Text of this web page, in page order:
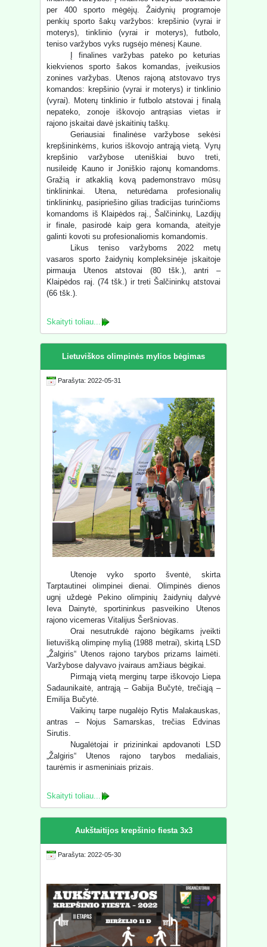
per 400 sporto mėgėjų. Žaidynių programoje
penkių sporto šakų varžybos: krepšinio (vyrai ir
moterys), tinklinio (vyrai ir moterys), futbolo,
teniso varžybos vyks rugsėjo mėnesį Kaune.
Į finalines varžybas pateko po keturias
kiekvienos sporto šakos komandas, įveikusios
zonines varžybas. Utenos rajoną atstovavo trys
komandos: krepšinio (vyrai ir moterys) ir tinklinio
(vyrai). Moterų tinklinio ir futbolo atstovai į finalą
nepateko, zonoje iškovojo antrąsias vietas ir
rajono įskaitai davė įskaitinių taškų.
Geriausiai finalinėse varžybose sekėsi
krepšininkėms, kurios iškovojo antrąją vietą. Vyrų
krepšinio varžybose uteniškiai buvo treti,
nusileidę Kauno ir Joniškio rajonų komandoms.
Gražią ir atkaklią kovą pademonstravo mūsų
tinklininkai. Utena, neturėdama profesionalių
tinklininkų, pasipriešino gilias tradicijas turinčioms
komandoms iš Klaipėdos raj., Šalčininkų, Lazdijų
ir finale, pasirodė kaip gera komanda, ateityje
galinti kovoti su profesionaliomis komandomis.
Likus teniso varžyboms 2022 metų
vasaros sporto žaidynių kompleksinėje įskaitoje
pirmauja Utenos atstovai (80 tšk.), antri –
Klaipėdos raj. (74 tšk.) ir treti Šalčininkų atstovai
(66 tšk.).
Skaityti toliau...
Lietuviškos olimpinės mylios bėgimas
Parašyta: 2022-05-31
Utenoje vyko sporto šventė, skirta
Tarptautinei olimpinei dienai. Olimpinės dienos
ugnį uždegė Pekino olimpinių žaidynių dalyvė
Ieva Dainytė, sportininkus pasveikino Utenos
rajono vicemeras Vitalijus Šeršniovas.
Orai nesutrukdė rajono bėgikams įveikti
lietuvišką olimpinę mylią (1988 metrai), skirtą LSD
„Žalgiris“ Utenos rajono tarybos prizams laimėti.
Varžybose dalyvavo įvairaus amžiaus bėgikai.
Pirmąją vietą merginų tarpe iškovojo Liepa
Sadaunikaitė, antrąją – Gabija Bučytė, trečiąją –
Emilija Bučytė.
Vaikinų tarpe nugalėjo Rytis Malakauskas,
antras – Nojus Samarskas, trečias Edvinas
Sirutis.
Nugalėtojai ir prizininkai apdovanoti LSD
„Žalgiris“ Utenos rajono tarybos medaliais,
taurėmis ir asmeniniais prizais.
Skaityti toliau...
Aukštaitijos krepšinio fiesta 3x3
Parašyta: 2022-05-30